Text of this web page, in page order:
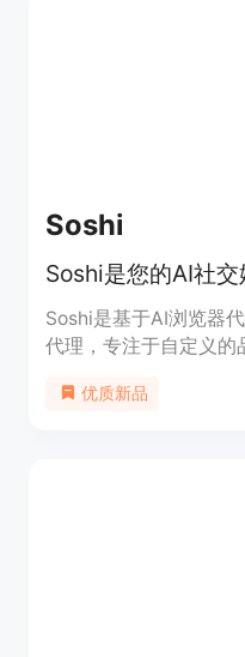
Soshi
Soshi是您的AI社交
Soshi是基于AI浏览器
代理，专注于自定义的
优质新品